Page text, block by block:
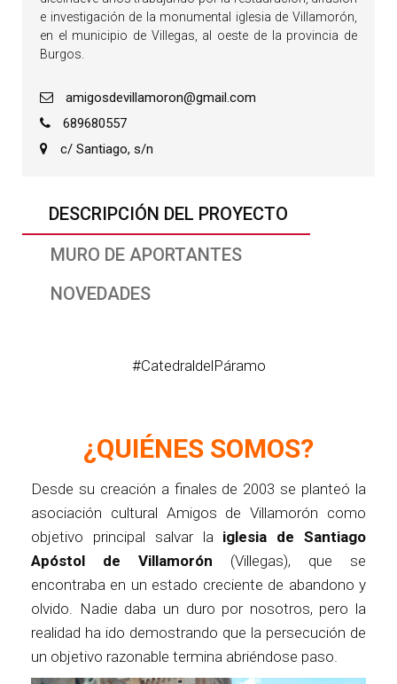
DESCRIPCIÓN DEL PROYECTO
MURO DE APORTANTES
NOVEDADES
#CatedraldelPáramo
¿QUIÉNES SOMOS?
Desde su creación a finales de 2003 se planteó la
asociación cultural Amigos de Villamorón como
objetivo principal salvar la iglesia de Santiago
Apóstol de Villamorón (Villegas), que se
encontraba en un estado creciente de abandono y
olvido. Nadie daba un duro por nosotros, pero la
realidad ha ido demostrando que la persecución de
un objetivo razonable termina abriéndose paso.
e investigación de la monumental iglesia de Villamorón,
en el municipio de Villegas, al oeste de la provincia de
Burgos.
amigosdevillamoron@gmail.com
689680557
c/ Santiago, s/n